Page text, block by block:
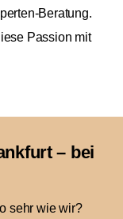
Beratung.
Passion mit
– bei
sehr wie wir?